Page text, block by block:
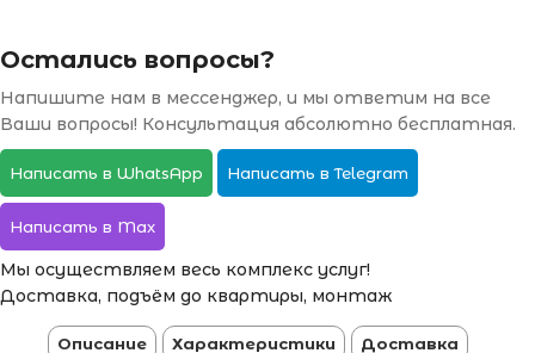
Остались вопросы?
Напишите нам в мессенджер, и мы ответим на все
Ваши вопросы! Консультация абсолютно бесплатная.
Написать в WhatsApp Написать в Telegram
Написать в Max
Мы осуществляем весь комплекс услуг!
Доставка, подъём до квартиры, монтаж
Описание Характеристики Доставка